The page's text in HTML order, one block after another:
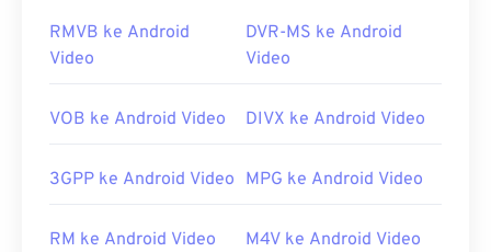
player/welcome/mac
RMVB ke Android
Video
DVR-MS ke Android
Video
VOB ke Android Video DIVX ke Android Video
3GPP ke Android Video MPG ke Android Video
RM ke Android Video M4V ke Android Video